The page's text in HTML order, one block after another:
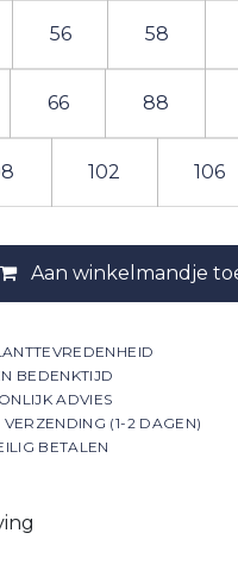
56 58
66 88
102 106
Aan winkelmandje
BEDENKTIJD
ADVIES
VERZENDING (1-2 DAGEN)
BETALEN